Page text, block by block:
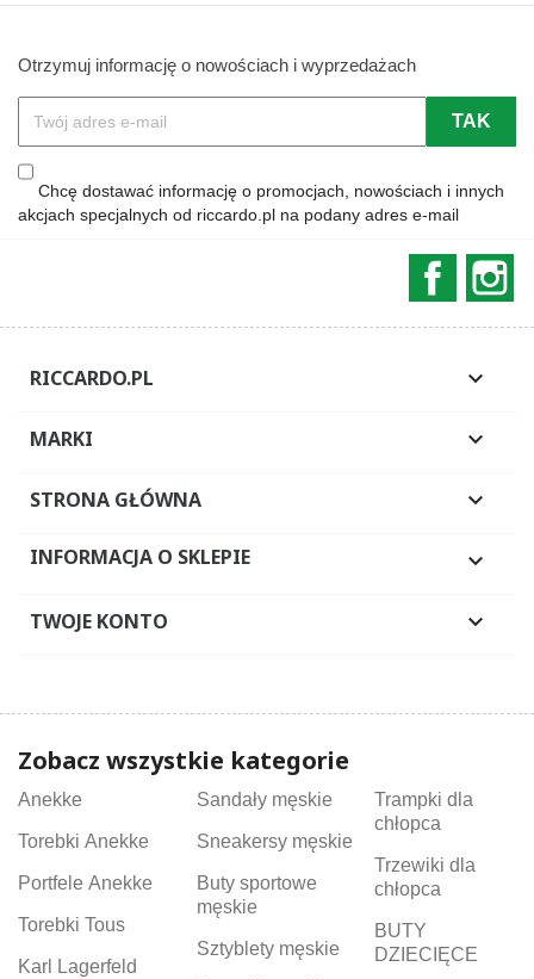
Otrzymuj informację o nowościach i wyprzedażach
Chcę dostawać informację o promocjach, nowościach i innych
akcjach specjalnych od riccardo.pl na podany adres e-mail
RICCARDO.PL 
MARKI 
STRONA GŁÓWNA 
INFORMACJA O SKLEPIE 
TWOJE KONTO 
Zobacz wszystkie kategorie
Anekke
Torebki Anekke
Portfele Anekke
Torebki Tous
Karl Lagerfeld
Sandały męskie
Sneakersy męskie
Buty sportowe
męskie
Sztyblety męskie
Trampki dla
chłopca
Trzewiki dla
chłopca
BUTY
DZIECIĘCE